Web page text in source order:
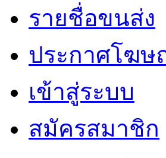
รายชื่อขนส่ง
ประกาศโฆษ
เข้าสู่ระบบ
สมัครสมาชิก